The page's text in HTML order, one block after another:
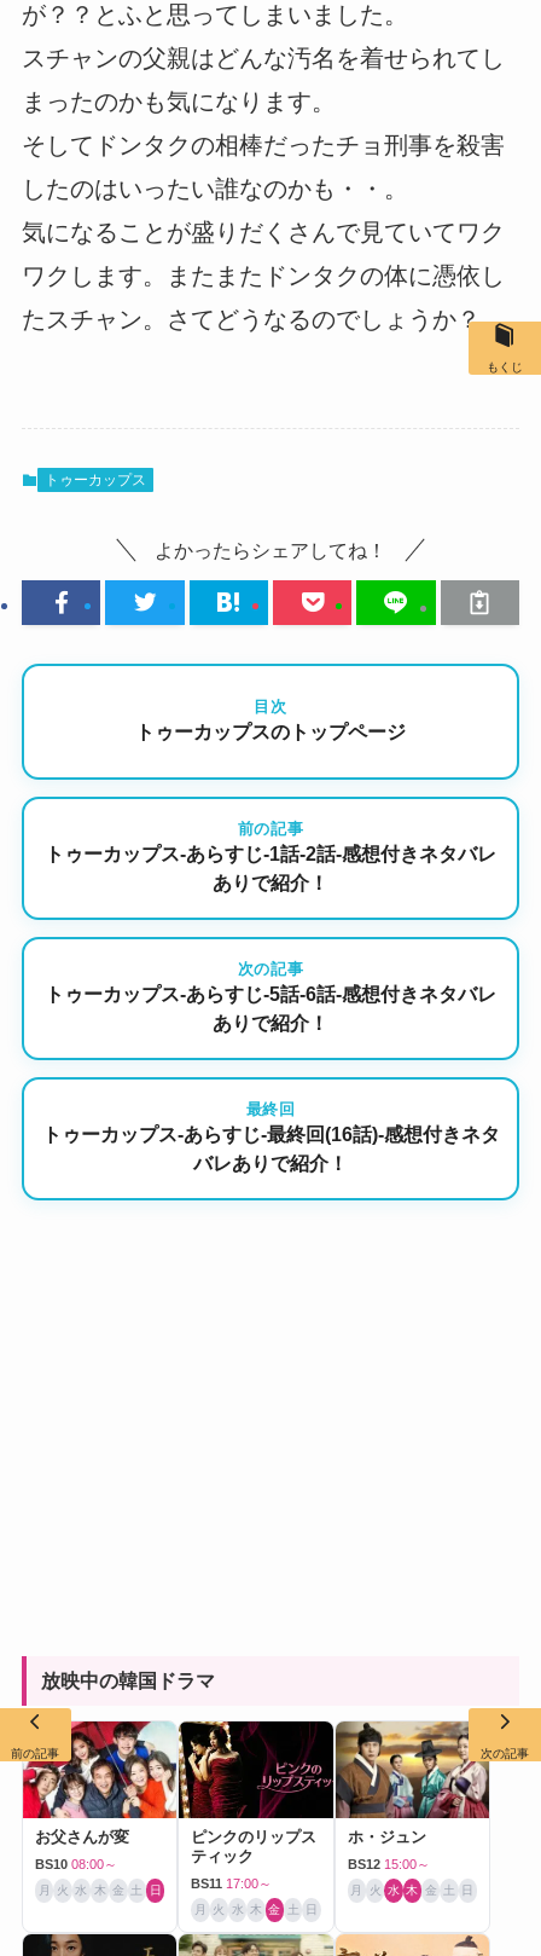
が？？とふと思ってしまいました。
スチャンの父親はどんな汚名を着せられてし
まったのかも気になります。
そしてドンタクの相棒だったチョ刑事を殺害
したのはいったい誰なのかも・・。
気になることが盛りだくさんで見ていてワク
ワクします。またまたドンタクの体に憑依し
たスチャン。さてどうなるのでしょうか？
トゥーカップス
よかったらシェアしてね！
目次
トゥーカップスのトップページ
前の記事
トゥーカップス-あらすじ-1話-2話-感想付きネタバレ
ありで紹介！
次の記事
トゥーカップス-あらすじ-5話-6話-感想付きネタバレ
ありで紹介！
最終回
トゥーカップス-あらすじ-最終回(16話)-感想付きネタ
バレありで紹介！
放映中の韓国ドラマ
お父さんが変
BS10 08:00～
月 火 水 木 金 土 日
ピンクのリップス
ティック
BS11 17:00～
月 火 水 木 金 土 日
ホ・ジュン
BS12 15:00～
月 火 水 木 金 土 日
前の記事 次の記事
もくじ